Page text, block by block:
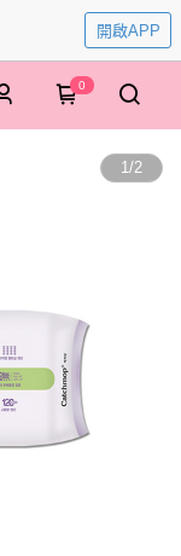
開啟APP
0
1/2